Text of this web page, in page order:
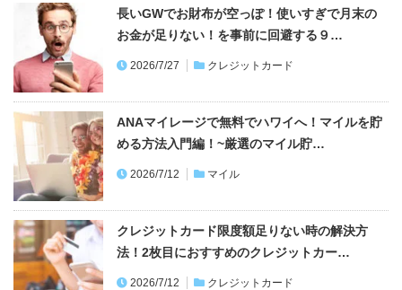
長いGWでお財布が空っぽ！使いすぎで月末の
お金が足りない！を事前に回避する９…
2026/7/27 クレジットカード
ANAマイレージで無料でハワイへ！マイルを貯
める方法入門編！~厳選のマイル貯…
2026/7/12 マイル
クレジットカード限度額足りない時の解決方
法！2枚目におすすめのクレジットカー…
2026/7/12 クレジットカード